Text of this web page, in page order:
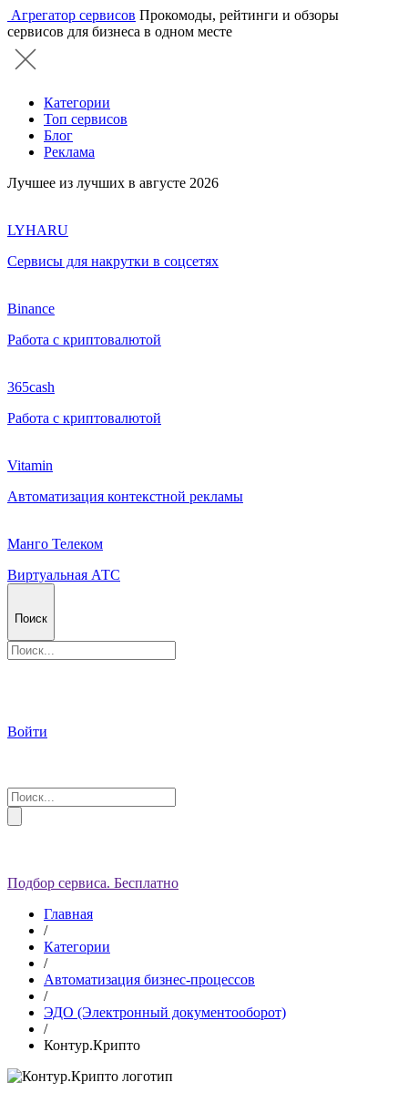
Агрегатор сервисов Прокомоды, рейтинги и обзоры
сервисов для бизнеса в одном месте
Категории
Топ сервисов
Блог
Реклама
Лучшее из лучших в августе 2026
LYHARU
Сервисы для накрутки в соцсетях
Binance
Работа с криптовалютой
365cash
Работа с криптовалютой
Vitamin
Автоматизация контекстной рекламы
Манго Телеком
Виртуальная АТС
Поиск
Войти
Подбор сервиса. Бесплатно
Главная
/
Категории
/
Автоматизация бизнес-процессов
/
ЭДО (Электронный документооборот)
/
Контур.Крипто